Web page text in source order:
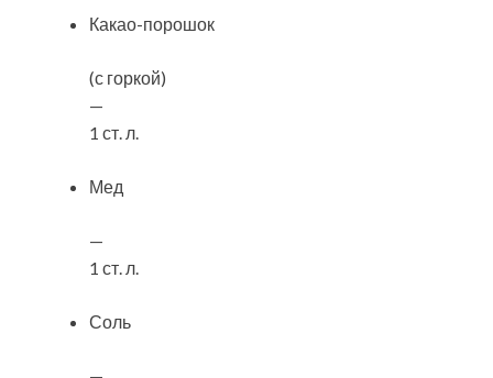
Какао-порошок
(с горкой)
—
1 ст. л.
Мед
—
1 ст. л.
Соль